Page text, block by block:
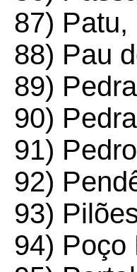
87) Patu,
88) Pau
89)
90)
91)
92)
93)
94) Poço